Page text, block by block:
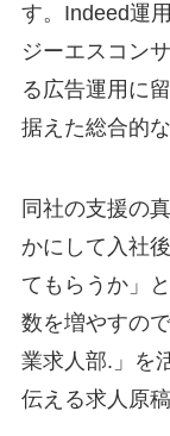
す。Indeed運
ジーエスコン
る広告運用に
据えた総合的
同社の支援の
かにして入社
てもらうか」
数を増やすの
業求人部.」を
伝える求人原